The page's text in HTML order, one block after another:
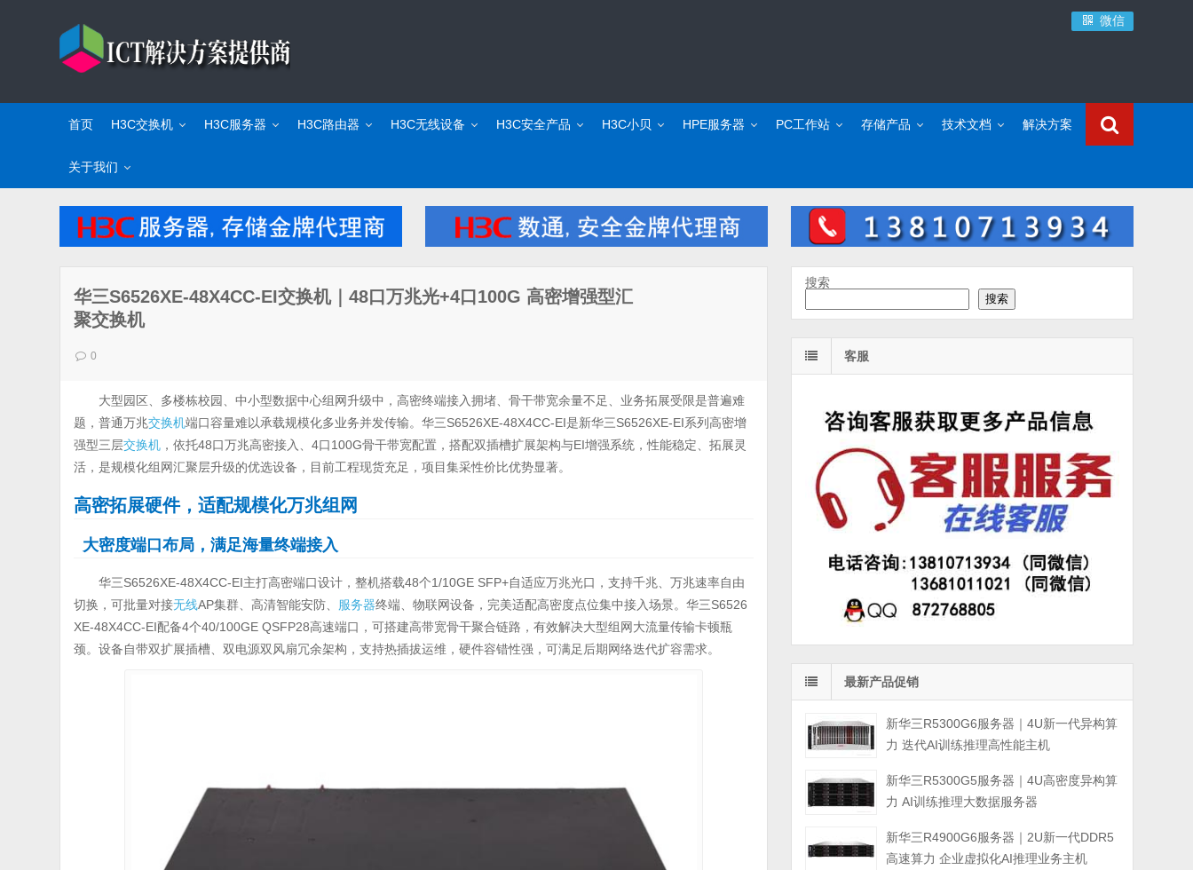
微信
首页 H3C交换机 H3C服务器 H3C路由器 H3C无线设备 H3C安全产品 H3C小贝 HPE服务器 PC工作站 存储产品 技术文档 解决方案
关于我们
华三S6526XE-48X4CC-EI交换机｜48口万兆光+4口100G 高密增强型汇
聚交换机
0
大型园区、多楼栋校园、中小型数据中心组网升级中，高密终端接入拥堵、骨干带宽余量不足、业务拓展受限是普遍难
题，普通万兆交换机端口容量难以承载规模化多业务并发传输。华三S6526XE-48X4CC-EI是新华三S6526XE-EI系列高密增
强型三层交换机 ，依托48口万兆高密接入、4口100G骨干带宽配置，搭配双插槽扩展架构与EI增强系统，性能稳定、拓展灵
活，是规模化组网汇聚层升级的优选设备，目前工程现货充足，项目集采性价比优势显著。
高密拓展硬件，适配规模化万兆组网
大密度端口布局，满足海量终端接入
华三S6526XE-48X4CC-EI主打高密端口设计，整机搭载48个1/10GE SFP+自适应万兆光口，支持千兆、万兆速率自由
切换，可批量对接无线AP集群、高清智能安防、 服务器终端、物联网设备，完美适配高密度点位集中接入场景。华三S6526
XE-48X4CC-EI配备4个40/100GE QSFP28高速端口，可搭建高带宽骨干聚合链路，有效解决大型组网大流量传输卡顿瓶
颈。设备自带双扩展插槽、双电源双风扇冗余架构，支持热插拔运维，硬件容错性强，可满足后期网络迭代扩容需求。
搜索
搜索
客服
最新产品促销
新华三R5300G6服务器｜4U新一代异构算
力 迭代AI训练推理高性能主机
新华三R5300G5服务器｜4U高密度异构算
力 AI训练推理大数据服务器
新华三R4900G6服务器｜2U新一代DDR5
高速算力 企业虚拟化AI推理业务主机